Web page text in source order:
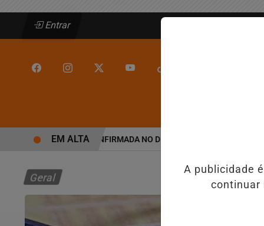
Entrar
BARROS É CONFIRMADA NO DIA DO EVANGÉLICO EM JEQUIÉ E
EM ALTA
Geral
A publicidade
continuar